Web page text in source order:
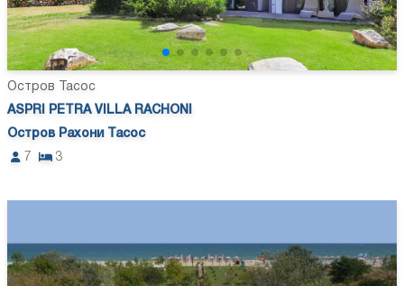
Остров Тасос
ASPRI PETRA VILLA RACHONI
Остров Рахони Тасос
7
3